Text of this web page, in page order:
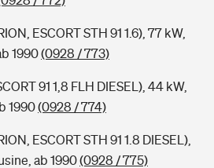
ESCORT STH 91 1.6), 77 kW,
1990(0928 / 773)
91 1,8 FLH DIESEL), 44 kW,
1990(0928 / 774)
ESCORT STH 91 1.8 DIESEL),
ab 1990(0928 / 775)